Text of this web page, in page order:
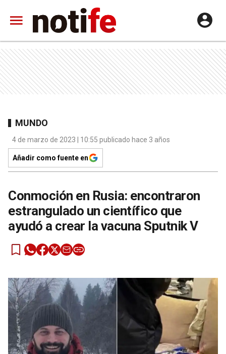
MUNDO
4 de marzo de 2023 | 10:55 publicado hace 3 años
Añadir como fuente en
Conmoción en Rusia: encontraron
estrangulado un científico que
ayudó a crear la vacuna Sputnik V